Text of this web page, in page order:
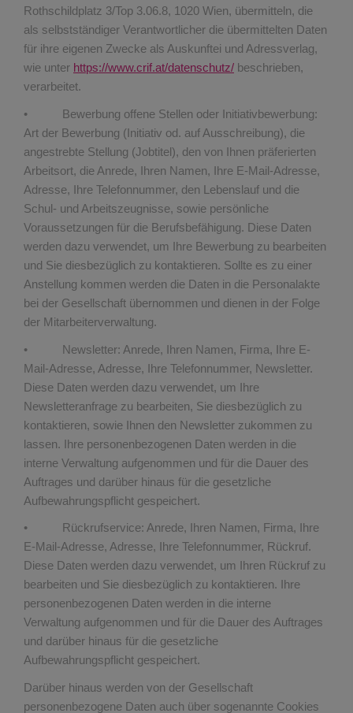
Rothschildplatz 3/Top 3.06.8, 1020 Wien, übermitteln, die
als selbstständiger Verantwortlicher die übermittelten Daten
für ihre eigenen Zwecke als Auskunftei und Adressverlag,
wie unter https://www.crif.at/datenschutz/ beschrieben,
verarbeitet.
• Bewerbung offene Stellen oder Initiativbewerbung:
Art der Bewerbung (Initiativ od. auf Ausschreibung), die
angestrebte Stellung (Jobtitel), den von Ihnen präferierten
Arbeitsort, die Anrede, Ihren Namen, Ihre E-Mail-Adresse,
Adresse, Ihre Telefonnummer, den Lebenslauf und die
Schul- und Arbeitszeugnisse, sowie persönliche
Voraussetzungen für die Berufsbefähigung. Diese Daten
werden dazu verwendet, um Ihre Bewerbung zu bearbeiten
und Sie diesbezüglich zu kontaktieren. Sollte es zu einer
Anstellung kommen werden die Daten in die Personalakte
bei der Gesellschaft übernommen und dienen in der Folge
der Mitarbeiterverwaltung.
• Newsletter: Anrede, Ihren Namen, Firma, Ihre E-
Mail-Adresse, Adresse, Ihre Telefonnummer, Newsletter.
Diese Daten werden dazu verwendet, um Ihre
Newsletteranfrage zu bearbeiten, Sie diesbezüglich zu
kontaktieren, sowie Ihnen den Newsletter zukommen zu
lassen. Ihre personenbezogenen Daten werden in die
interne Verwaltung aufgenommen und für die Dauer des
Auftrages und darüber hinaus für die gesetzliche
Aufbewahrungspflicht gespeichert.
• Rückrufservice: Anrede, Ihren Namen, Firma, Ihre
E-Mail-Adresse, Adresse, Ihre Telefonnummer, Rückruf.
Diese Daten werden dazu verwendet, um Ihren Rückruf zu
bearbeiten und Sie diesbezüglich zu kontaktieren. Ihre
personenbezogenen Daten werden in die interne
Verwaltung aufgenommen und für die Dauer des Auftrages
und darüber hinaus für die gesetzliche
Aufbewahrungspflicht gespeichert.
Darüber hinaus werden von der Gesellschaft
personenbezogene Daten auch über sogenannte Cookies